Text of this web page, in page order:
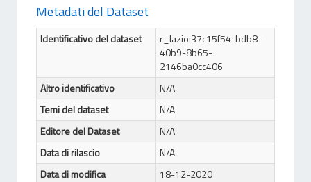
Metadati del Dataset
Identificativo del dataset
r_lazio:37c15f54-bdb8-
40b9-8b65-
2146ba0cc406
Altro identificativo
N/A
Temi del dataset
N/A
Editore del Dataset
N/A
Data di rilascio
N/A
Data di modifica
18-12-2020